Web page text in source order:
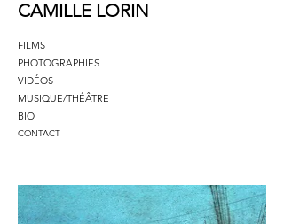
CAMILLE LORIN
FILMS
PHOTOGRAPHIES
VIDÉOS
MUSIQUE/THÉÂTRE
BIO
CONTACT